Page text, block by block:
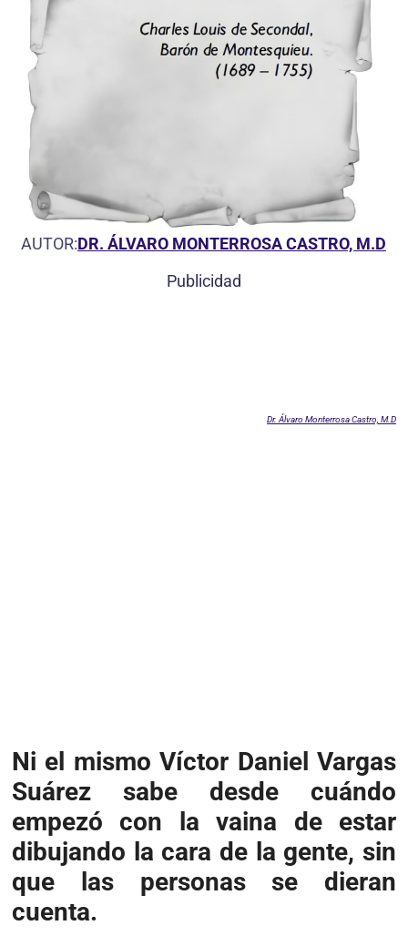
AUTOR:DR. ÁLVARO MONTERROSA CASTRO, M.D
Publicidad
Dr. Álvaro Monterrosa Castro, M.D
Ni el mismo Víctor Daniel Vargas
Suárez sabe desde cuándo
empezó con la vaina de estar
dibujando la cara de la gente, sin
que las personas se dieran
cuenta.